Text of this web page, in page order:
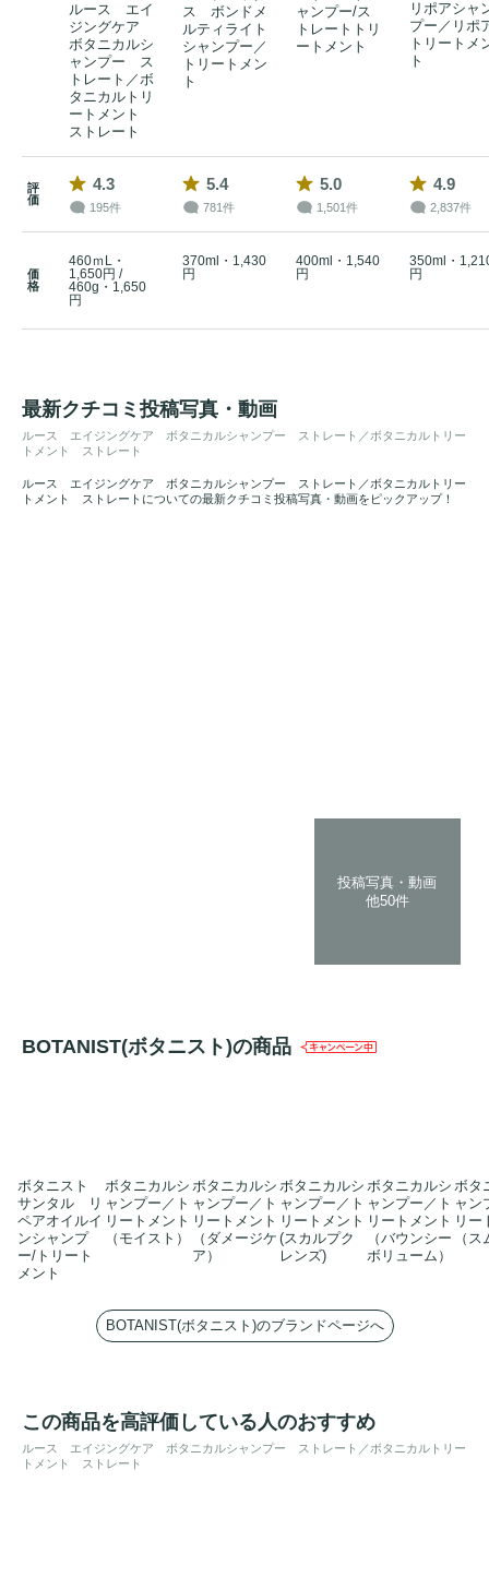
ルース エイ
ジングケア
ボタニカルシ
ャンプー ス
トレート／ボ
タニカルトリ
ートメント
ストレート
ス ボンドメ
ルティライト
シャンプー／
トリートメン
ト
ャンプー/ス
トレートトリ
ートメント
リポアシャ
プー／リポ
トリートメ
ト
評
価
4.3
195件
5.4
781件
5.0
1,501件
4.9
2,837件
価
格
460ｍL・
1,650円 /
460g・1,650
円
370ml・1,430
円
400ml・1,540
円
350ml・
円
最新クチコミ投稿写真・動画
ルース エイジングケア ボタニカルシャンプー ストレート／ボタニカルトリー
トメント ストレート
ルース エイジングケア ボタニカルシャンプー ストレート／ボタニカルトリー
トメント ストレートについての最新クチコミ投稿写真・動画をピックアップ！
投稿写真・動画
他50件
BOTANIST(ボタニスト)の商品
ボタニスト
サンタル リ
ペアオイルイ
ンシャンプ
ー/トリート
メント
ボタニカルシ
ャンプー／ト
リートメント
（モイスト）
ボタニカルシ
ャンプー／ト
リートメント
（ダメージケ
ア）
ボタニカルシ
ャンプー／ト
リートメント
(スカルプク
レンズ)
ボタニカルシ
ャンプー／ト
リートメント
（バウンシー
ボリューム）
ボタ
ャン
リー
（
BOTANIST(ボタニスト)のブランドページへ
この商品を高評価している人のおすすめ
ルース エイジングケア ボタニカルシャンプー ストレート／ボタニカルトリー
トメント ストレート